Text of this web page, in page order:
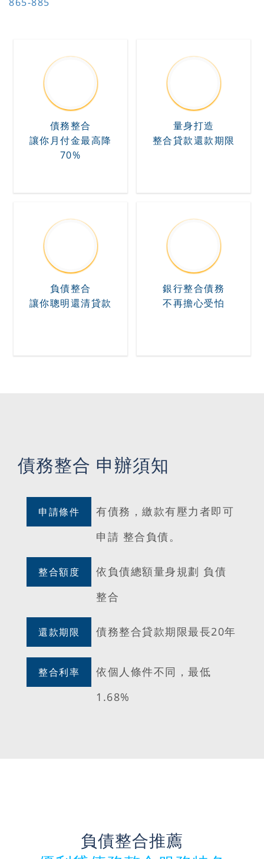
債務整合
讓你月付金最高降
70%
量身打造
整合貸款還款期限
負債整合
讓你聰明還清貸款
銀行整合債務
不再擔心受怕
債務整合 申辦須知
申請條件
有債務，繳款有壓力者即可
申請 整合負債。
整合額度
依負債總額量身規劃 負債
整合
還款期限 債務整合貸款期限最長20年
整合利率
依個人條件不同，最低
1.68%
負債整合推薦